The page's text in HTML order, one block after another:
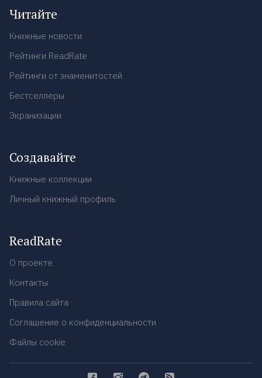
Читайте
Книжные новости
Рейтинги ReadRate
Рейтинги от знаменитостей
Бестселлеры
Экранизации
Создавайте
Книжные коллекции
Личный книжный профиль
ReadRate
О проекте
Контакты
Правила сайта
Соглашение о конфиденциальности
Файлы cookie